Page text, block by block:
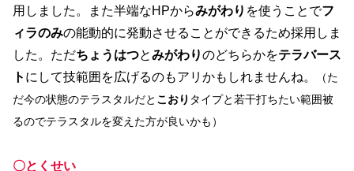
用しました。また半端なHPからみがわり を使うことでフ
ィラのみの能動的に発動させることができるため採用しま
した。ただちょうはつとみがわりのどちらかをテラバース
ト にして技範囲を広げるのもアリかもしれませんね。
（た
だ今の状態のテラスタルだと こおり タイプと若干打ちたい範囲被
るのでテラスタルを変えた方が良いかも）
〇とくせい